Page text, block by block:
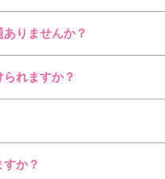
りませんか？
れますか？
か？